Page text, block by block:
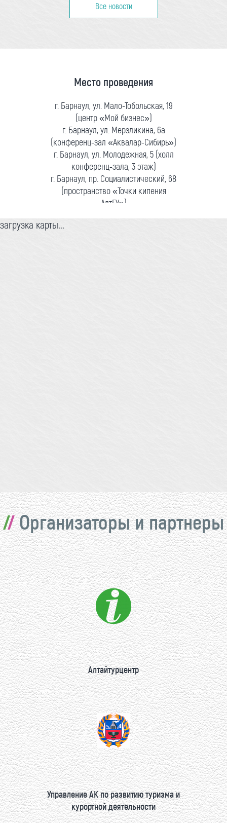
Все новости
Место проведения
г. Барнаул, ул. Мало-Тобольская, 19
(центр «Мой бизнес»)
г. Барнаул, ул. Мерзликина, 6а
(конференц-зал «Аквалар-Сибирь»)
г. Барнаул, ул. Молодежная, 5 (холл
конференц-зала, 3 этаж)
г. Барнаул, пр. Социалистический, 68
(пространство «Точки кипения
АлтГУ»)
загрузка карты...
Организаторы и партнеры
Алтайтурцентр
Управление АК по развитию туризма и
курортной деятельности